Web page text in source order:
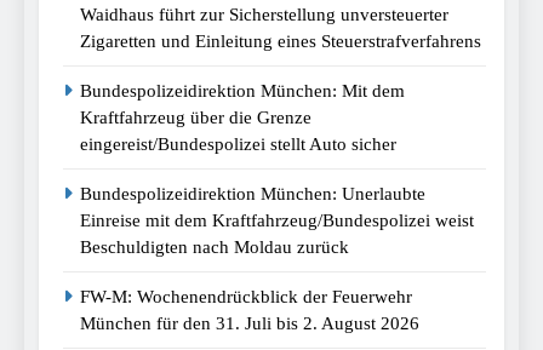
Waidhaus führt zur Sicherstellung unversteuerter
Zigaretten und Einleitung eines Steuerstrafverfahrens
Bundespolizeidirektion München: Mit dem
Kraftfahrzeug über die Grenze
eingereist/Bundespolizei stellt Auto sicher
Bundespolizeidirektion München: Unerlaubte
Einreise mit dem Kraftfahrzeug/Bundespolizei weist
Beschuldigten nach Moldau zurück
FW-M: Wochenendrückblick der Feuerwehr
München für den 31. Juli bis 2. August 2026